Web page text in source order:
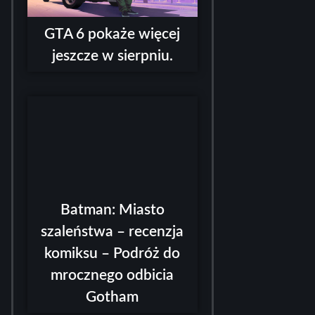
GTA 6 pokaże więcej
jeszcze w sierpniu.
Batman: Miasto
szaleństwa – recenzja
komiksu – Podróż do
mrocznego odbicia
Gotham